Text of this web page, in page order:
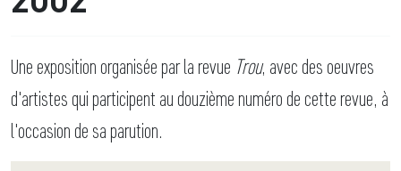
Une exposition organisée par la revue Trou, avec des oeuvres
d'artistes qui participent au douzième numéro de cette revue, à
l'occasion de sa parution.